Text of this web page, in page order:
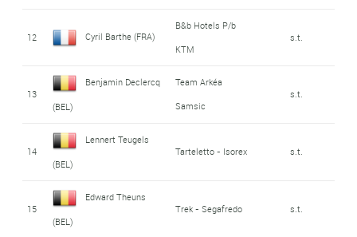
12 Cyril Barthe (FRA)
B&b Hotels P/b
KTM
s.t.
13
Benjamin Declercq
(BEL)
Team Arkéa
Samsic
s.t.
14
Lennert Teugels
(BEL)
Tarteletto - Isorex s.t.
15
Edward Theuns
(BEL)
Trek - Segafredo s.t.